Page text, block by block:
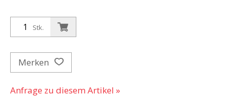
Stk.
Merken
Anfrage zu diesem Artikel »